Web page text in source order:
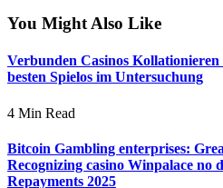
You Might Also Like
Verbunden Casinos
besten Spielos im Untersuchung
4 Min Read
Bitcoin Gambling enterprises:
Recognizing casino Winpalace no
Repayments 2025